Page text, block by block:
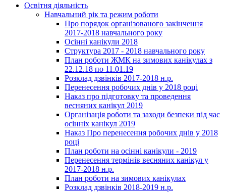
Освітня діяльність
Навчальний рік та режим роботи
Про порядок організованого закінчення
2017-2018 навчального року
Осінні канікули 2018
Структура 2017 - 2018 навчального року
План роботи ЖМК на зимових канікулах з
22.12.18 по 11.01.19
Розклад дзвінків 2017-2018 н.р.
Перенесення робочих днів у 2018 році
Наказ про підготовку та проведення
весняних канікул 2019
Організація роботи та заходи безпеки під час
осінніх канікул 2019
Наказ Про перенесення робочих днів у 2018
році
План роботи на осінні канікули - 2019
Перенесення термінів весняних канікул у
2017-2018 н.р.
План роботи на зимових канікулах
Розклад дзвінків 2018-2019 н.р.